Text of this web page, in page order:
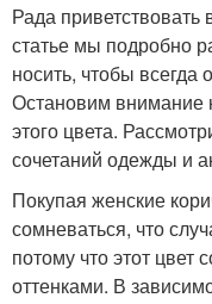
Рада приветствовать
статье мы подробно
носить, чтобы всегда
Остановим внимание
этого цвета.
сочетаний одежды и
Покупая женские
сомневаться, что
потому что этот цвет
оттенками. В